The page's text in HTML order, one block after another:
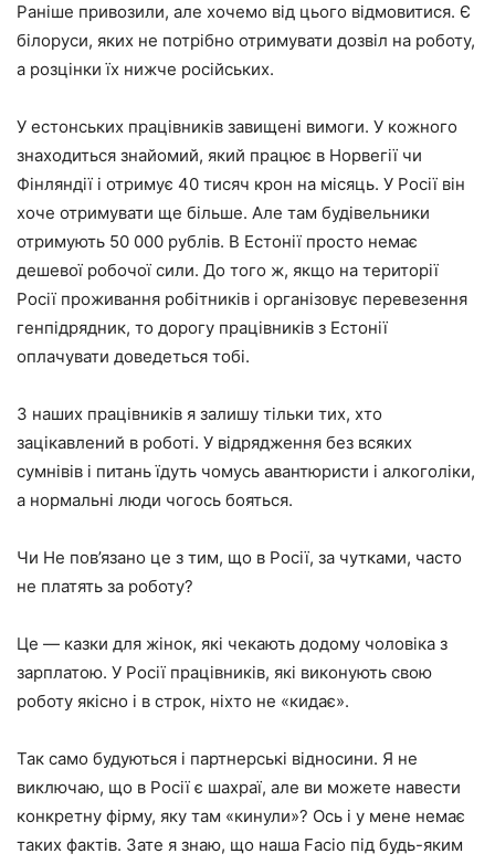
Раніше привозили, але хочемо від цього відмовитися. Є
білоруси, яких не потрібно отримувати дозвіл на роботу,
а розцінки їх нижче російських.
У естонських працівників завищені вимоги. У кожного
знаходиться знайомий, який працює в Норвегії чи
Фінляндії і отримує 40 тисяч крон на місяць. У Росії він
хоче отримувати ще більше. Але там будівельники
отримують 50 000 рублів. В Естонії просто немає
дешевої робочої сили. До того ж, якщо на території
Росії проживання робітників і організовує перевезення
генпідрядник, то дорогу працівників з Естонії
оплачувати доведеться тобі.
З наших працівників я залишу тільки тих, хто
зацікавлений в роботі. У відрядження без всяких
сумнівів і питань їдуть чомусь авантюристи і алкоголіки,
а нормальні люди чогось бояться.
Чи Не пов’язано це з тим, що в Росії, за чутками, часто
не платять за роботу?
Це — казки для жінок, які чекають додому чоловіка з
зарплатою. У Росії працівників, які виконують свою
роботу якісно і в строк, ніхто не «кидає».
Так само будуються і партнерські відносини. Я не
виключаю, що в Росії є шахраї, але ви можете навести
конкретну фірму, яку там «кинули»? Ось і у мене немає
таких фактів. Зате я знаю, що наша Facio під будь-яким